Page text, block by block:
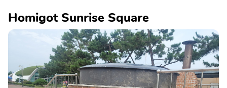
Homigot Sunrise Square